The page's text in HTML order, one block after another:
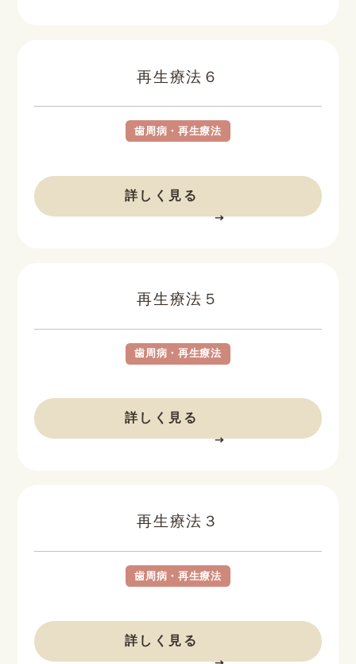
再生療法６
歯周病・再生療法
詳しく見る
再生療法５
歯周病・再生療法
詳しく見る
再生療法３
歯周病・再生療法
詳しく見る